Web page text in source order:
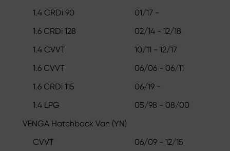
1.4 CRDi 90
01/17 -
1.6 CRDi 128
02/14 - 12/18
1.4 CVVT
10/11 - 12/17
1.6 CVVT
06/06 - 06/11
1.6 CRDi 115
06/19 -
1.4 LPG
05/98 - 08/00
VENGA Hatchback Van (YN)
CVVT
06/09 - 12/15